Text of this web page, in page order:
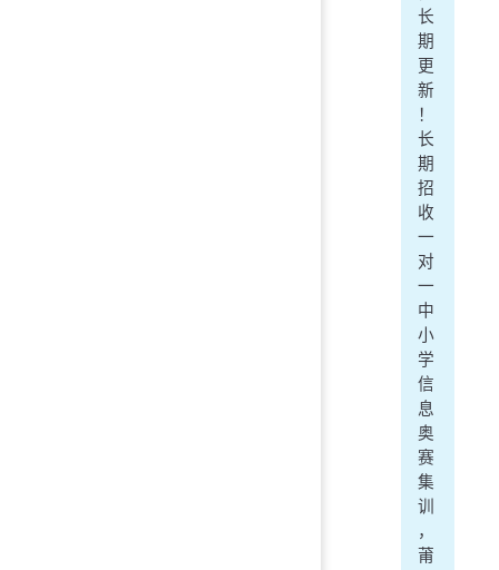
长
期
更
新
！
长
期
招
收
一
对
一
中
小
学
信
息
奥
赛
集
训
，
莆